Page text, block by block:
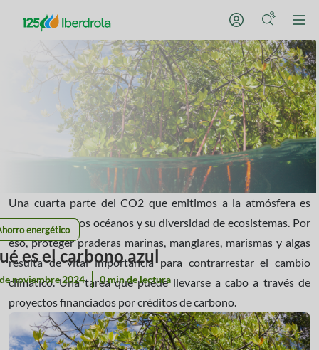
energético
es el carbono azul
noviembre 2024 0 min de lectura
Una cuarta parte del CO2 que emitimos a la atmósfera es
atrapado por los océanos y su diversidad de ecosistemas. Por
eso, proteger praderas marinas, manglares, marismas y algas
resulta de vital importancia para contrarrestar el cambio
climático. Una tarea que puede llevarse a cabo a través de
proyectos financiados por créditos de carbono.